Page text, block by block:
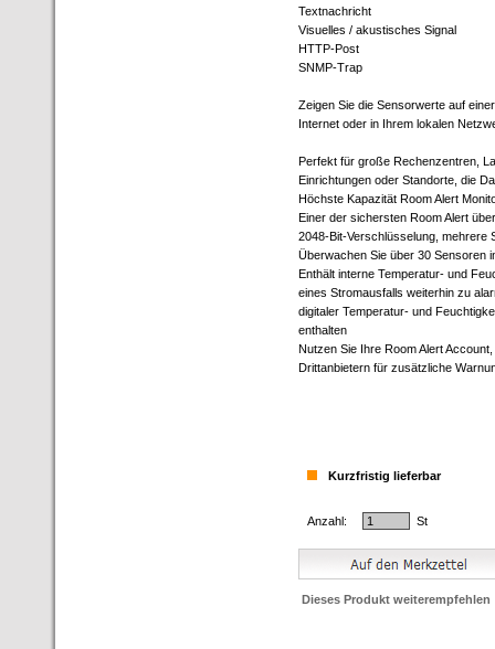
Textnachricht
Visuelles / akustisches Signal
HTTP-Post
SNMP-Trap
Zeigen Sie die Sensorwerte auf
Internet oder in Ihrem lokalen
Perfekt für große Rechenzentren,
Einrichtungen oder Standorte, die
Höchste Kapazität Room Alert
Einer der sichersten Room Alert
2048-Bit-Verschlüsselung, mehrere
Überwachen Sie über 30 Sensoren
Enthält interne Temperatur- und
eines Stromausfalls weiterhin zu
digitaler Temperatur- und
enthalten
Nutzen Sie Ihre Room Alert
Drittanbietern für zusätzliche
Kurzfristig lieferbar
Anzahl: St
Dieses Produkt weiterempfehlen